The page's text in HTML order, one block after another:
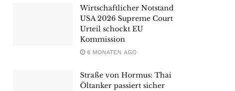
Wirtschaftlicher Notstand
USA 2026 Supreme Court
Urteil schockt EU
Kommission
6 MONATEN AGO
Straße von Hormus: Thai
Öltanker passiert sicher